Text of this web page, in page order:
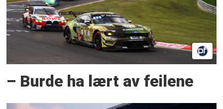
– Burde ha lært av feilene